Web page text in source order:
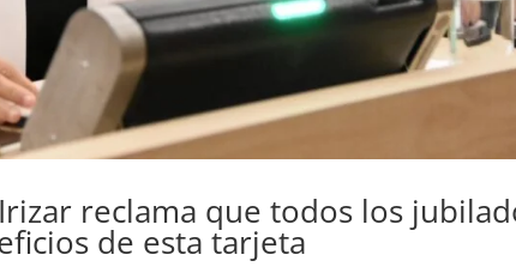
reclama que todos los
de esta tarjeta